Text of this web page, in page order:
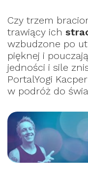
Czy trzem
trawiący ich
wzbudzone po
pięknej i
jedności i sile
PortalYogi
w podróż do